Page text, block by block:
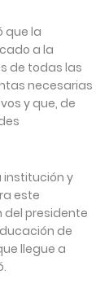
que la
a la
de todas las
necesarias
y que, de
institución y
este
del presidente
de
llegue a